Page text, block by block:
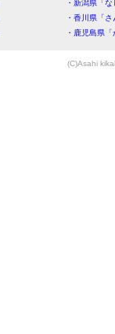
・新潟県「
・香川県「
・鹿児島県
(C)Asahi